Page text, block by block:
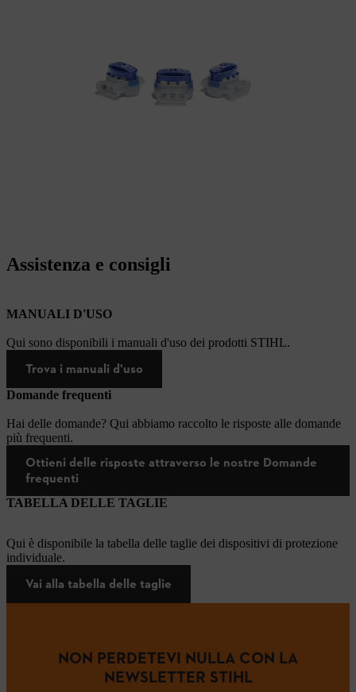
Assistenza e consigli
MANUALI D'USO
Qui sono disponibili i manuali d'uso dei prodotti STIHL.
Trova i manuali d'uso
Domande frequenti
Hai delle domande? Qui abbiamo raccolto le risposte alle domande
più frequenti.
Ottieni delle risposte attraverso le nostre Domande
frequenti
TABELLA DELLE TAGLIE
Qui è disponibile la tabella delle taglie dei dispositivi di protezione
individuale.
Vai alla tabella delle taglie
NON PERDETEVI NULLA CON LA
NEWSLETTER STIHL